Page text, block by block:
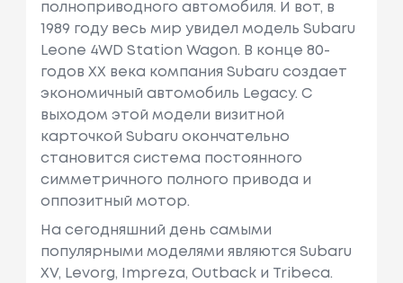
полноприводного автомобиля. И вот, в
1989 году весь мир увидел модель Subaru
Leone 4WD Station Wagon. В конце 80-
годов XX века компания Subaru создает
экономичный автомобиль Legacy. С
выходом этой модели визитной
карточкой Subaru окончательно
становится система постоянного
симметричного полного привода и
оппозитный мотор.
На сегодняшний день самыми
популярными моделями являются Subaru
XV, Levorg, Impreza, Outback и Tribeca.